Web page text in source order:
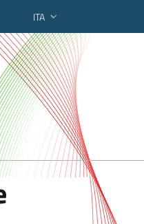
ITA